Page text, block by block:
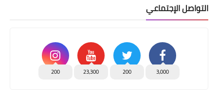
التواصل الإجتماعي
3,000
200
23,300
200